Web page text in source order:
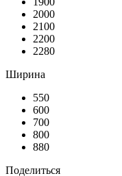
2000
2100
2200
2280
Ширина
550
600
700
800
880
Поделиться